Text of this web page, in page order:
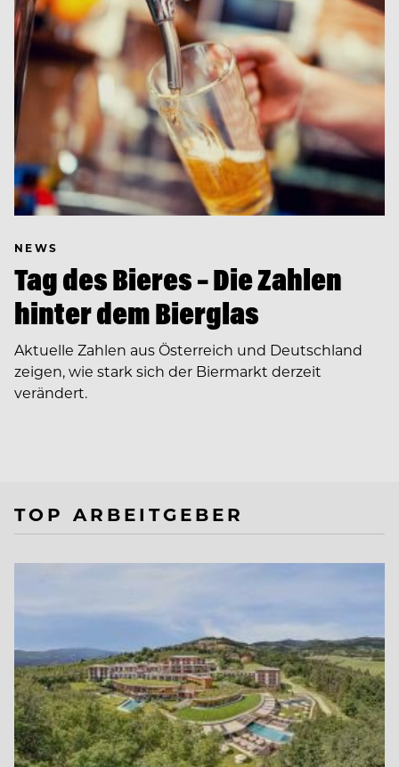
NEWS
Tag des Bieres – Die Zahlen
hinter dem Bierglas
Aktuelle Zahlen aus Österreich und Deutschland
zeigen, wie stark sich der Biermarkt derzeit
verändert.
TOP ARBEITGEBER